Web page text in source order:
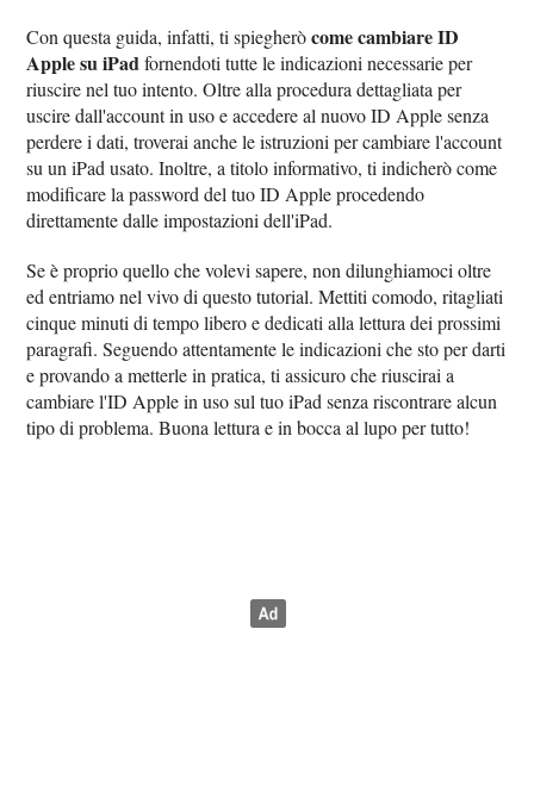
Con questa guida, infatti, ti spiegheròcome cambiare ID
Apple su iPadfornendoti tutte le indicazioni necessarie per
riuscire nel tuo intento. Oltre alla procedura dettagliata per
uscire dall'account in uso e accedere al nuovo ID Apple senza
perdere i dati, troverai anche le istruzioni per cambiare l'account
su un iPad usato. Inoltre, a titolo informativo, ti indicherò come
modificare la password del tuo ID Apple procedendo
direttamente dalle impostazioni dell'iPad.
Se è proprio quello che volevi sapere, non dilunghiamoci oltre
ed entriamo nel vivo di questo tutorial. Mettiti comodo, ritagliati
cinque minuti di tempo libero e dedicati alla lettura dei prossimi
paragrafi. Seguendo attentamente le indicazioni che sto per darti
e provando a metterle in pratica, ti assicuro che riuscirai a
cambiare l'ID Apple in uso sul tuo iPad senza riscontrare alcun
tipo di problema. Buona lettura e in bocca al lupo per tutto!